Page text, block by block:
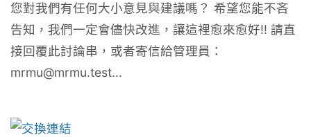
您對我們有任何大小意見與建議嗎？ 希望您能不吝
告知，我們一定會儘快改進，讓這裡愈來愈好!! 請直
接回覆此討論串，或者寄信給管理員：
mrmu@mrmu.test...